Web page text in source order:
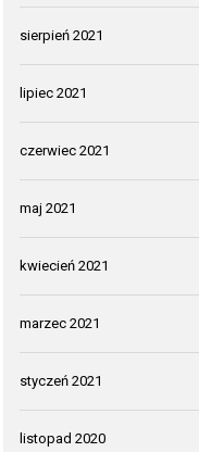
sierpień 2021
lipiec 2021
czerwiec 2021
maj 2021
kwiecień 2021
marzec 2021
styczeń 2021
listopad 2020